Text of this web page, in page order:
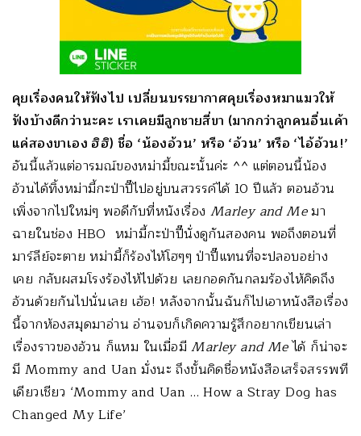
คุยเรื่องคนให้ฟังไป เปลี่ยนบรรยากาศคุยเรื่องหมาแมวให้
ฟังบ้างดีกว่านะคะ เราเคยมีลูกชายสี่ขา (มากกว่าลูกคนอื่นเค้า
แค่สองขาเอง ฮิฮิ) ชื่อ ‘น้องอ้วน’ หรือ ‘อ้วน’ หรือ ‘ไอ้อ้วน!’
อันนี้แล้วแต่อารมณ์ของหม่ามี้ขณะนั้นค่ะ ^^ แต่ตอนนี้น้อง
อ้วนได้ทิ้งหม่ามี้กะป่าปี๊ไปอยู่บนสวรรค์ได้ 10 ปีแล้ว ตอนอ้วน
เพิ่งจากไปใหม่ๆ พอดีกับที่หนังเรื่อง Marley and Meมา
ฉายในช่อง HBO หม่ามี้กะป่าปี๊นั่งดูกันสองคน พอถึงตอนที่
มาร์ลีย์จะตาย หม่ามี้ก็ร้องไห้โฮๆๆ ป่าปี๊แทนที่จะปลอบอย่าง
เคย กลับผสมโรงร้องไห้ไปด้วย เลยกอดกันกลมร้องไห้คิดถึง
อ้วนด้วยกันไปนั่นเลย เฮ้อ! หลังจากนั้นฉันก็ไปเอาหนังสือเรื่อง
นี้จากห้องสมุดมาอ่าน อ่านจบก็เกิดความรู้สึกอยากเขียนเล่า
เรื่องราวของอ้วน ก็แหม ในเมื่อมีMarley and Meได้ ก็น่าจะ
มี Mommy and Uan มั่งนะ ถึงขั้นคิดชื่อหนังสือเสร็จสรรพที
เดียวเชียว ‘Mommy and Uan … How a Stray Dog has
Changed My Life’